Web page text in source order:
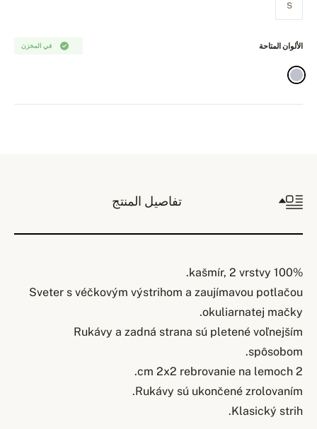
S
في المخزن الألوان المتاحة
تفاصيل المنتج
100% kašmír, 2 vrstvy.
Sveter s véčkovým výstrihom a zaujímavou potlačou
okuliarnatej mačky.
Rukávy a zadná strana sú pletené voľnejším
spôsobom.
2 cm 2x2 rebrovanie na lemoch.
Rukávy sú ukončené zrolovaním.
Klasický strih.